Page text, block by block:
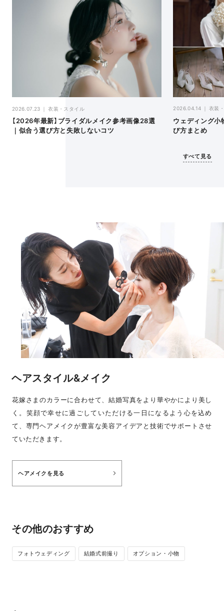
2026.07.23 衣装・スタイル
【2026年最新】ブライダルメイク参考画像28選
｜似合う選び方と失敗しないコツ
2026.04.14 衣装
ウェディング小
び方まとめ
すべて見る
ヘアスタイル&メイク
花嫁さまのカラーに合わせて、結婚写真をより華やかにより美し
く。笑顔で幸せに過ごしていただける一日になるよう心を込め
て、専門ヘアメイクが豊富な美容アイデアと技術でサポートさせ
ていただきます。
ヘアメイクを見る
その他のおすすめ
フォトウェディング 結婚式前撮り オプション・小物